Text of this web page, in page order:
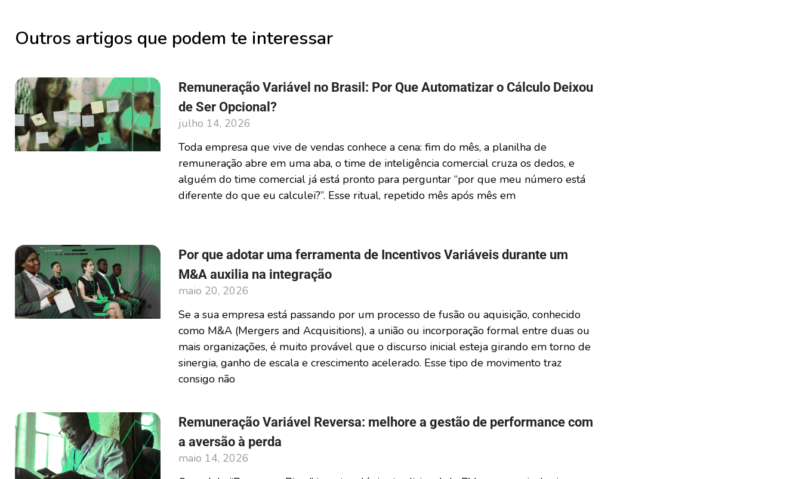
Outros artigos que podem te interessar
Remuneração Variável no Brasil: Por Que Automatizar o Cálculo Deixou
de Ser Opcional?
julho 14, 2026
Toda empresa que vive de vendas conhece a cena: fim do mês, a planilha de
remuneração abre em uma aba, o time de inteligência comercial cruza os dedos, e
alguém do time comercial já está pronto para perguntar “por que meu número está
diferente do que eu calculei?”. Esse ritual, repetido mês após mês em
Por que adotar uma ferramenta de Incentivos Variáveis durante um
M&A auxilia na integração
maio 20, 2026
Se a sua empresa está passando por um processo de fusão ou aquisição, conhecido
como M&A (Mergers and Acquisitions), a união ou incorporação formal entre duas ou
mais organizações, é muito provável que o discurso inicial esteja girando em torno de
sinergia, ganho de escala e crescimento acelerado. Esse tipo de movimento traz
consigo não
Remuneração Variável Reversa: melhore a gestão de performance com
a aversão à perda
maio 14, 2026